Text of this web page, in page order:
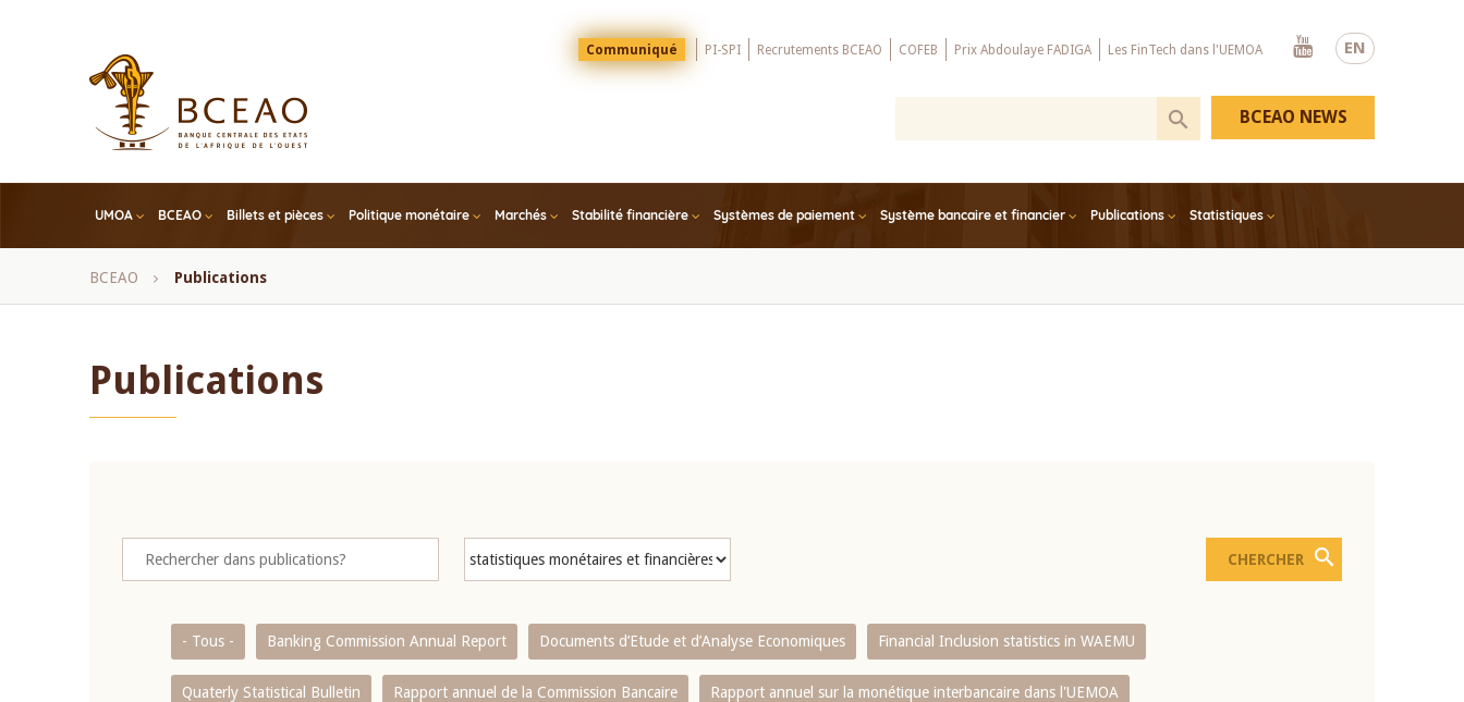
EN
Menu
Top
Communiqué PI-SPI Recrutements BCEAO COFEB Prix Abdoulaye FADIGA Les FinTech dans l'UEMOA
Youtube
UMOA BCEAO Billets et pièces Politique monétaire Marchés Stabilité financière Systèmes de paiement Système bancaire et financier Publications Statistiques
BCEAO NEWS
Fil
BCEAO Publications
Publications
- Tous - Banking Commission Annual Report Documents d’Etude et d’Analyse Economiques Financial Inclusion statistics in WAEMU
Quaterly Statistical Bulletin Rapport annuel de la Commission Bancaire Rapport annuel sur la monétique interbancaire dans l'UEMOA